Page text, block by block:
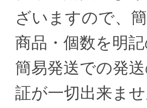
ざいますので、
商品・個数を明
簡易発送での発
証が一切出来ま